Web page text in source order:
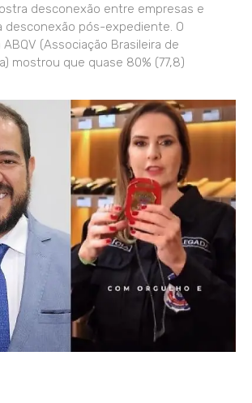
desconexão entre empresas e
desconexão pós-expediente. O
(Associação Brasileira de
mostrou que quase 80% (77,8)